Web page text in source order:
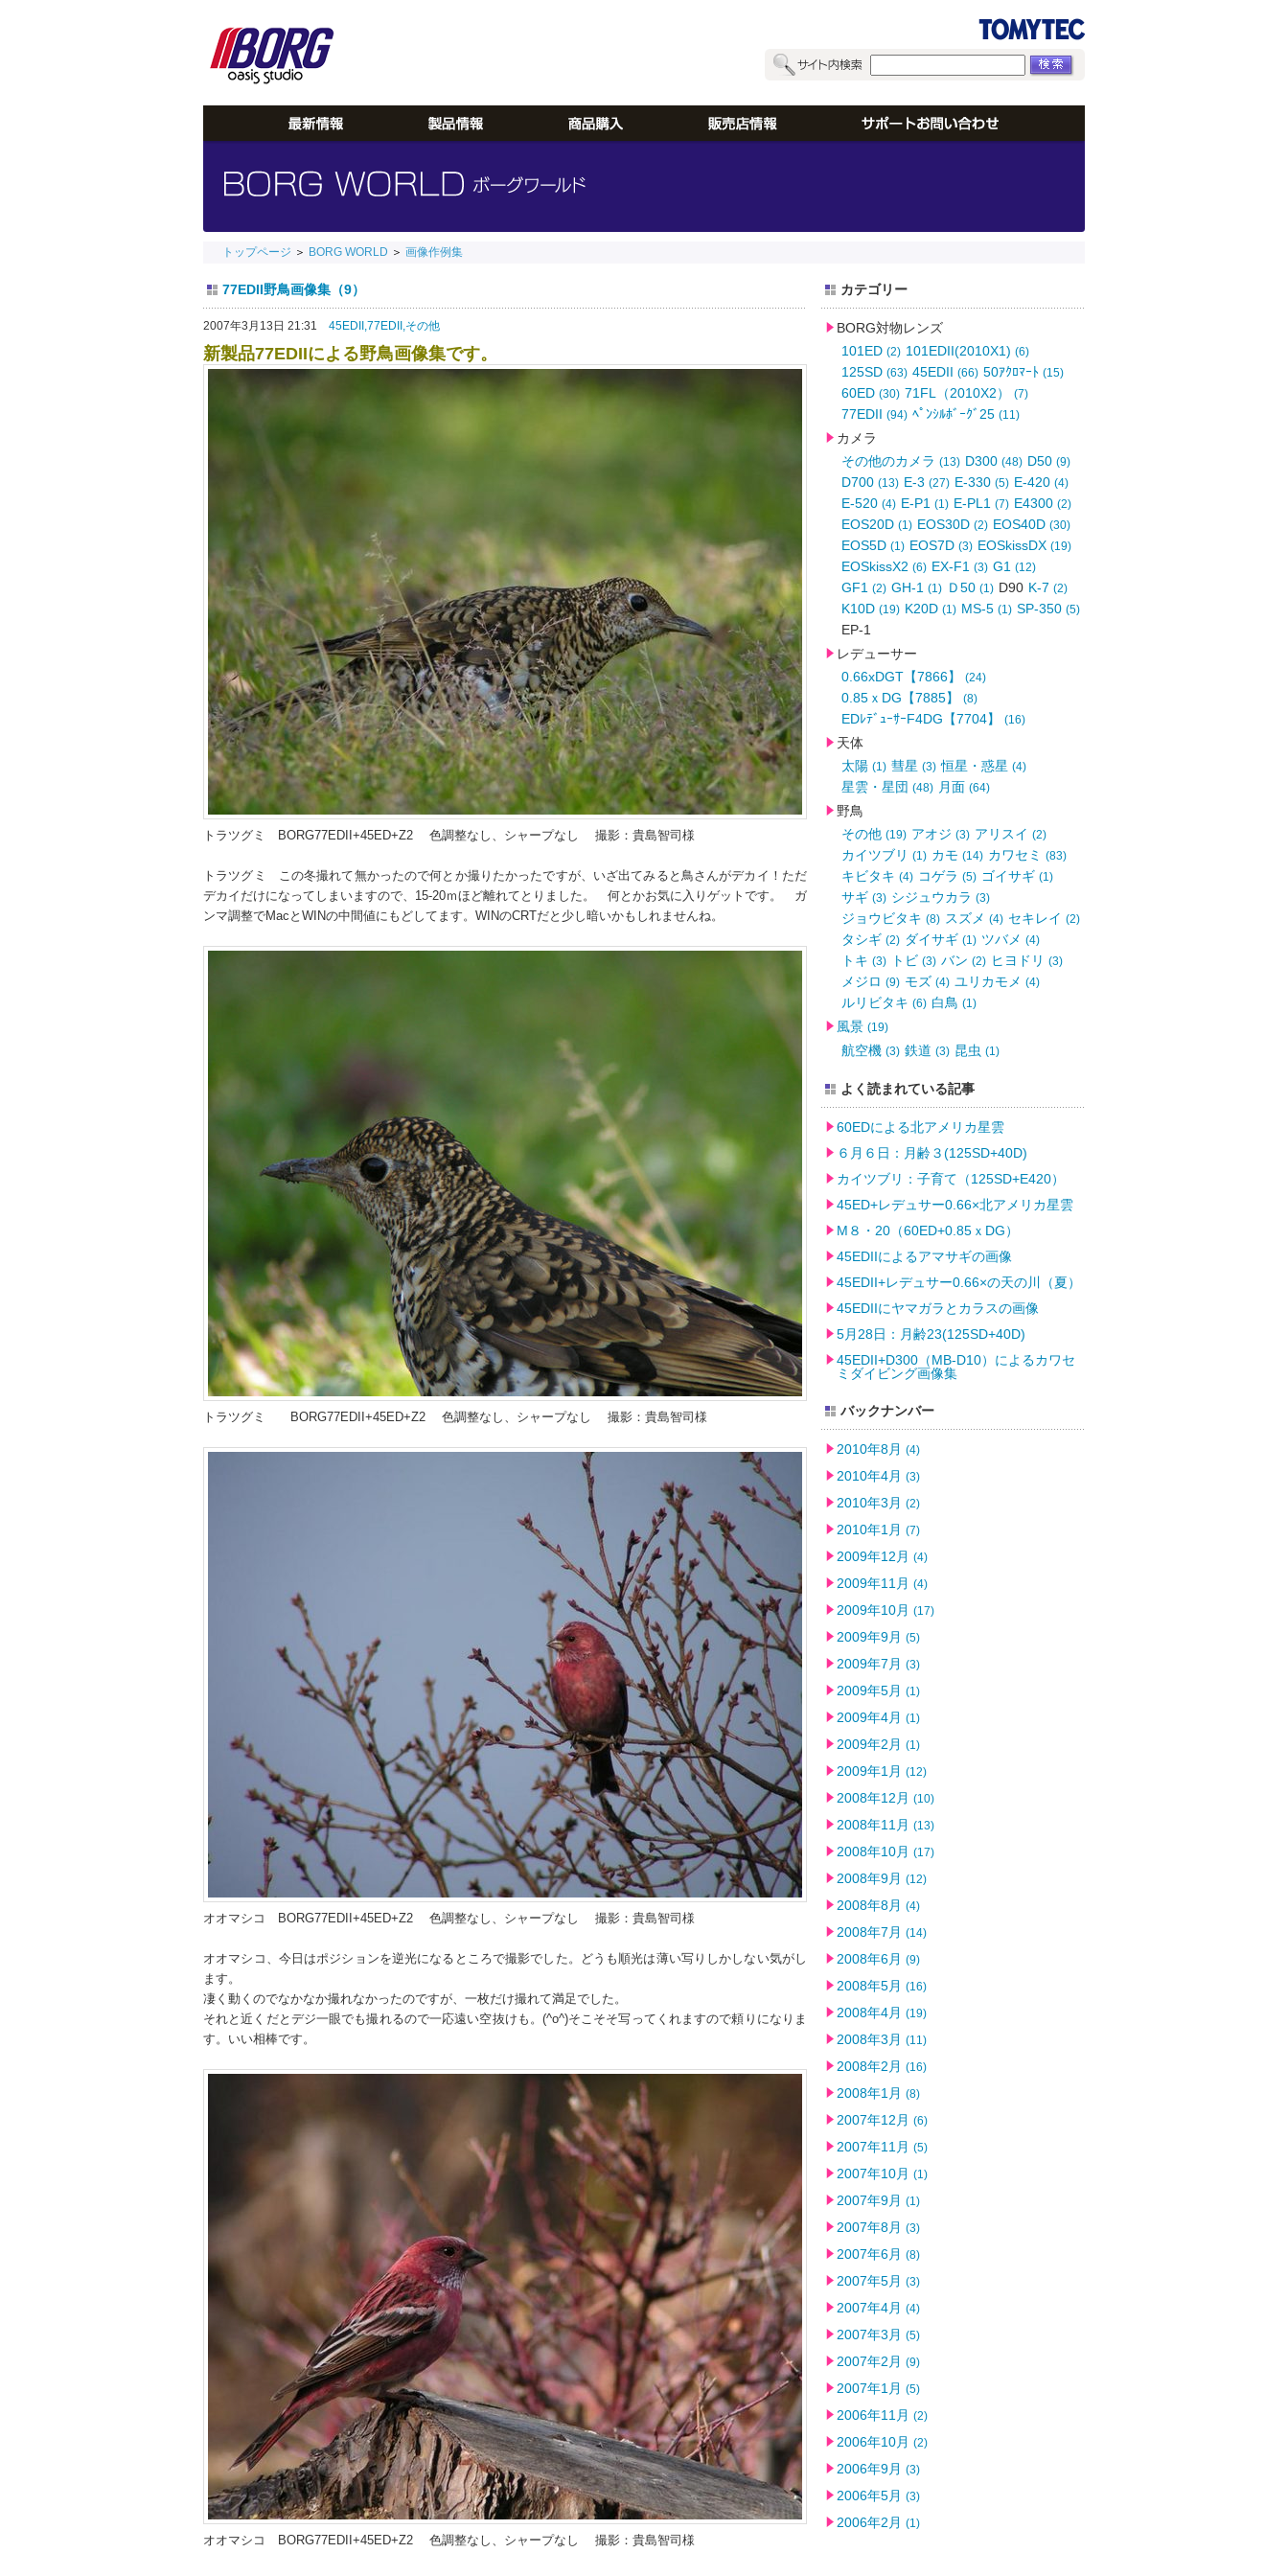
トップページ ＞ BORG WORLD ＞ 画像作例集
77EDII野鳥画像集（9）
2007年3月13日 21:31 45EDII,77EDII,その他
新製品77EDIIによる野鳥画像集です。
トラツグミ BORG77EDII+45ED+Z2 色調整なし、シャープなし 撮影：貴島智司様
トラツグミ この冬撮れて無かったので何とか撮りたかったですが、いざ出てみると鳥さんがデカイ！ただ
デカイだけになってしまいますので、15-20ｍほど離れてとりました。 何とかお気に入りゲットです。 ガ
ンマ調整でMacとWINの中間値にもどしてます。WINのCRTだと少し暗いかもしれませんね。
トラツグミ BORG77EDII+45ED+Z2 色調整なし、シャープなし 撮影：貴島智司様
オオマシコ BORG77EDII+45ED+Z2 色調整なし、シャープなし 撮影：貴島智司様
オオマシコ、今日はポジションを逆光になるところで撮影でした。どうも順光は薄い写りしかしない気がし
ます。
凄く動くのでなかなか撮れなかったのですが、一枚だけ撮れて満足でした。
それと近くだとデジ一眼でも撮れるので一応遠い空抜けも。(^o^)そこそそ写ってくれますので頼りになりま
す。いい相棒です。
オオマシコ BORG77EDII+45ED+Z2 色調整なし、シャープなし 撮影：貴島智司様
カテゴリー
BORG対物レンズ
101ED (2) 101EDII(2010X1) (6)
125SD (63) 45EDII (66) 50ｱｸﾛﾏｰﾄ (15)
60ED (30) 71FL（2010X2） (7)
77EDII (94) ﾍﾟﾝｼﾙﾎﾞｰｸﾞ25 (11)
カメラ
その他のカメラ (13) D300 (48) D50 (9)
D700 (13) E-3 (27) E-330 (5) E-420 (4)
E-520 (4) E-P1 (1) E-PL1 (7) E4300 (2)
EOS20D (1) EOS30D (2) EOS40D (30)
EOS5D (1) EOS7D (3) EOSkissDX (19)
EOSkissX2 (6) EX-F1 (3) G1 (12)
GF1 (2) GH-1 (1) Ｄ50 (1) D90 K-7 (2)
K10D (19) K20D (1) MS-5 (1) SP-350 (5)
EP-1
レデューサー
0.66xDGT【7866】
(24)
0.85ｘDG【7885】 (8)
EDﾚﾃﾞｭｰｻｰF4DG【7704】 (16)
天体
太陽 (1) 彗星 (3) 恒星・惑星 (4)
星雲・星団 (48) 月面 (64)
野鳥
その他 (19) アオジ (3) アリスイ (2)
カイツブリ (1) カモ (14) カワセミ (83)
キビタキ (4) コゲラ (5) ゴイサギ (1)
サギ (3) シジュウカラ (3)
ジョウビタキ (8) スズメ (4) セキレイ (2)
タシギ (2) ダイサギ (1) ツバメ (4)
トキ (3) トビ (3) バン (2) ヒヨドリ (3)
メジロ (9) モズ (4) ユリカモメ (4)
ルリビタキ (6) 白鳥 (1)
風景 (19)
航空機 (3) 鉄道 (3) 昆虫 (1)
よく読まれている記事
60EDによる北アメリカ星雲
６月６日：月齢３(125SD+40D)
カイツブリ：子育て（125SD+E420）
45ED+レデュサー0.66×北アメリカ星雲
M８・20（60ED+0.85ｘDG）
45EDIIによるアマサギの画像
45EDII+レデュサー0.66×の天の川（夏）
45EDIIにヤマガラとカラスの画像
5月28日：月齢23(125SD+40D)
45EDII+D300（MB-D10）によるカワセ
ミダイビング画像集
バックナンバー
2010年8月 (4)
2010年4月 (3)
2010年3月 (2)
2010年1月 (7)
2009年12月 (4)
2009年11月 (4)
2009年10月 (17)
2009年9月 (5)
2009年7月 (3)
2009年5月 (1)
2009年4月 (1)
2009年2月 (1)
2009年1月 (12)
2008年12月 (10)
2008年11月 (13)
2008年10月 (17)
2008年9月 (12)
2008年8月 (4)
2008年7月 (14)
2008年6月 (9)
2008年5月 (16)
2008年4月 (19)
2008年3月 (11)
2008年2月 (16)
2008年1月 (8)
2007年12月 (6)
2007年11月 (5)
2007年10月 (1)
2007年9月 (1)
2007年8月 (3)
2007年6月 (8)
2007年5月 (3)
2007年4月 (4)
2007年3月 (5)
2007年2月 (9)
2007年1月 (5)
2006年11月 (2)
2006年10月 (2)
2006年9月 (3)
2006年5月 (3)
2006年2月 (1)